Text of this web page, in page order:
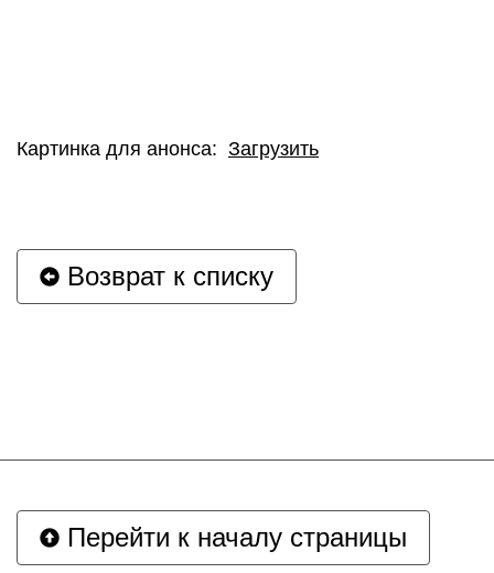
Картинка для анонса: Загрузить
Возврат к списку
Перейти к началу страницы